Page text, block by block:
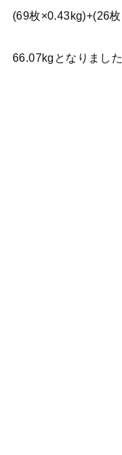
(69枚×0.43kg)+(26
66.07kgとなりまし